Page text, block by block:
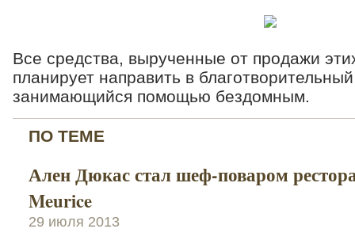
Все средства, вырученные от продажи
планирует направить в
занимающийся помощью бездомным.
ПО ТЕМЕ
Ален Дюкас стал шеф-поваром
Meurice
29 июля 2013